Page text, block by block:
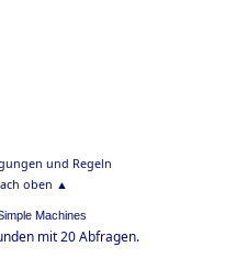
und Regeln
oben ▲
Machines
mit 20 Abfragen.